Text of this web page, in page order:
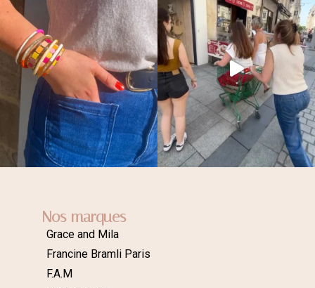
Nos marques
Grace and Mila
Francine Bramli Paris
F.A.M